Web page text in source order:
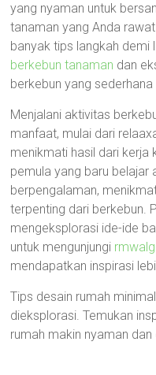
yang nyaman untuk
tanaman yang Anda
banyak tips langkah demi
berkebun tanaman dan
berkebun yang
Menjalani aktivitas
manfaat, mulai dari
menikmati hasil dari kerja
pemula yang baru belajar
berpengalaman,
terpenting dari berkebun.
mengeksplorasi ide-ide
untuk mengunjungi
mendapatkan inspirasi
Tips desain rumah
dieksplorasi. Temukan
rumah makin nyaman dan